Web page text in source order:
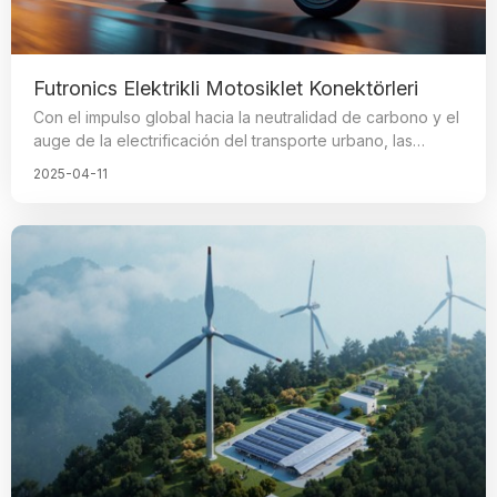
Futronics Elektrikli Motosiklet Konektörleri
Con el impulso global hacia la neutralidad de carbono y el
auge de la electrificación del transporte urbano, las
mundiales de motocicletas eléctricas aumenten en un
20%. El conector, que actúa como el núcleo crucial para la
transmisión de energía y señales, desempeña un papel
vital en garantizar el funcionamiento estable y la
seguridad de estos vehículos.
2025-04-11